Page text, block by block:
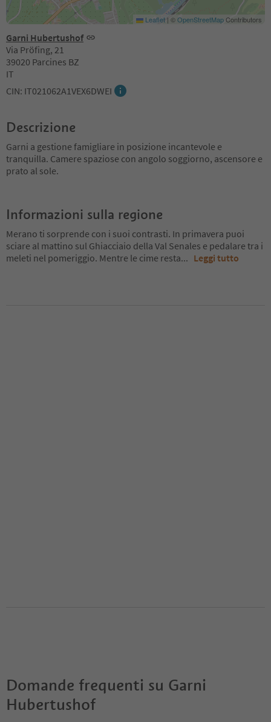
Garni Hubertushof
Via Pröfing, 21
39020 Parcines BZ
IT
CIN: IT021062A1VEX6DWEI
Leaflet | ©OpenStreetMap Contributors
Descrizione
Garni a gestione famigliare in posizione incantevole e
tranquilla. Camere spaziose con angolo soggiorno, ascensore e
prato al sole.
Informazioni sulla regione
Merano ti sorprende con i suoi contrasti. In primavera puoi
sciare al mattino sul Ghiacciaio della Val Senales e pedalare tra i
meleti nel pomeriggio. Mentre le cime resta... Leggi tutto
Domande frequenti su Garni
Hubertushof